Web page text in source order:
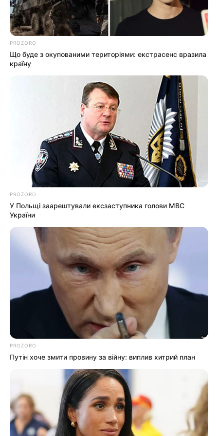
ГАРЯЧI ПОДІЇ
У Ясінянській громаді відкрили
черговий простір
психологічної підтримки (фото)
06.08.2026
info@groza-news.info
КАТЕГОРІЇ
Без рубрики
Культура
Партнерські матеріали
Події
Спорт
Схеми
PROZORO
Що буде з окупованими територіями: екстрасенс вразила
країну
PROZORO
У Польщі заарештували ексзаступника голови МВС
України
PROZORO
Путін хоче змити провину за війну: виплив хитрий план